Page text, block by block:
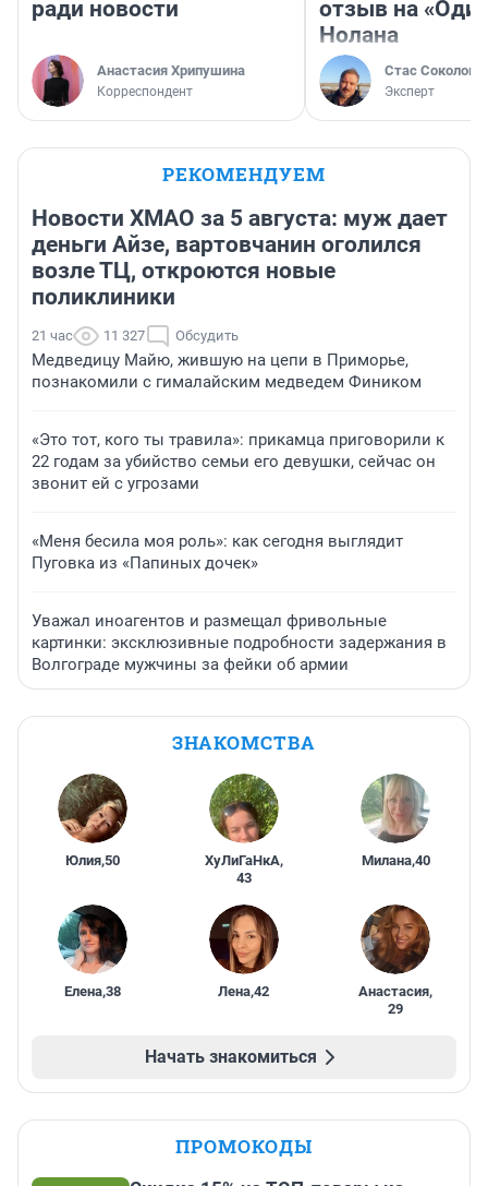
ради новости
Анастасия Хрипушина
Корреспондент
отзыв на
Нолана
Стас Соколов
Эксперт
РЕКОМЕНДУЕМ
Новости ХМАО за 5 августа: муж дает
деньги Айзе, вартовчанин оголился
возле ТЦ, откроются новые
поликлиники
21 час 11 327 Обсудить
Медведицу Майю, жившую на цепи в Приморье,
познакомили с гималайским медведем Фиником
«Это тот, кого ты травила»: прикамца приговорили к
22 годам за убийство семьи его девушки, сейчас он
звонит ей с угрозами
«Меня бесила моя роль»: как сегодня выглядит
Пуговка из «Папиных дочек»
Уважал иноагентов и размещал фривольные
картинки: эксклюзивные подробности задержания в
Волгограде мужчины за фейки об армии
ЗНАКОМСТВА
Юлия,50 ХуЛиГаНкА,
43
Милана,40
Елена,38 Лена,42 Анастасия,
29
Начать знакомиться
ПРОМОКОДЫ